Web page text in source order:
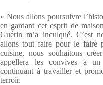
« Nous allons poursuivre
en gardant cet esprit de
Guérin m’a inculqué. C’est
allons tout faire pour le faire
cuisine, nous souhaitons
appellera les convives à
continuant à travailler et
terroir.